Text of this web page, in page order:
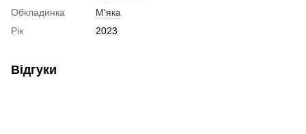
Обкладинка
М'яка
Рік
2023
Відгуки